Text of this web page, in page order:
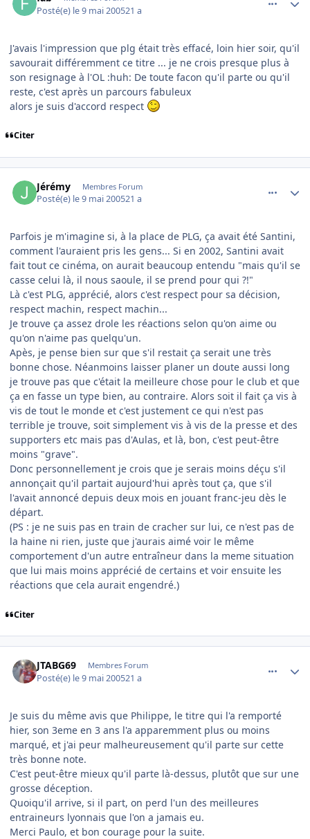
Posté(e) le 9 mai 200521 a
J'avais l'impression que plg était très effacé, loin hier soir, qu'il
savourait différemment ce titre ... je ne crois presque plus à
son resignage à l'OL :huh: De toute facon qu'il parte ou qu'il
reste, c'est après un parcours fabuleux
alors je suis d'accord respect
Citer
Jérémy Membres Forum
Posté(e) le 9 mai 200521 a
Parfois je m'imagine si, à la place de PLG, ça avait été Santini,
comment l'auraient pris les gens... Si en 2002, Santini avait
fait tout ce cinéma, on aurait beaucoup entendu "mais qu'il se
casse celui là, il nous saoule, il se prend pour qui ?!"
Là c'est PLG, apprécié, alors c'est respect pour sa décision,
respect machin, respect machin...
Je trouve ça assez drole les réactions selon qu'on aime ou
qu'on n'aime pas quelqu'un.
Apès, je pense bien sur que s'il restait ça serait une très
bonne chose. Néanmoins laisser planer un doute aussi long
je trouve pas que c'était la meilleure chose pour le club et que
ça en fasse un type bien, au contraire. Alors soit il fait ça vis à
vis de tout le monde et c'est justement ce qui n'est pas
terrible je trouve, soit simplement vis à vis de la presse et des
supporters etc mais pas d'Aulas, et là, bon, c'est peut-être
moins "grave".
Donc personnellement je crois que je serais moins déçu s'il
annonçait qu'il partait aujourd'hui après tout ça, que s'il
l'avait annoncé depuis deux mois en jouant franc-jeu dès le
départ.
(PS : je ne suis pas en train de cracher sur lui, ce n'est pas de
la haine ni rien, juste que j'aurais aimé voir le même
comportement d'un autre entraîneur dans la meme situation
que lui mais moins apprécié de certains et voir ensuite les
réactions que cela aurait engendré.)
Citer
JTABG69 Membres Forum
Posté(e) le 9 mai 200521 a
Je suis du même avis que Philippe, le titre qui l'a remporté
hier, son 3eme en 3 ans l'a apparemment plus ou moins
marqué, et j'ai peur malheureusement qu'il parte sur cette
très bonne note.
C'est peut-être mieux qu'il parte là-dessus, plutôt que sur une
grosse déception.
Quoiqu'il arrive, si il part, on perd l'un des meilleures
entraineurs lyonnais que l'on a jamais eu.
Merci Paulo, et bon courage pour la suite.